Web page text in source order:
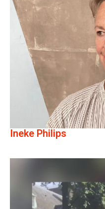
Ineke Philips